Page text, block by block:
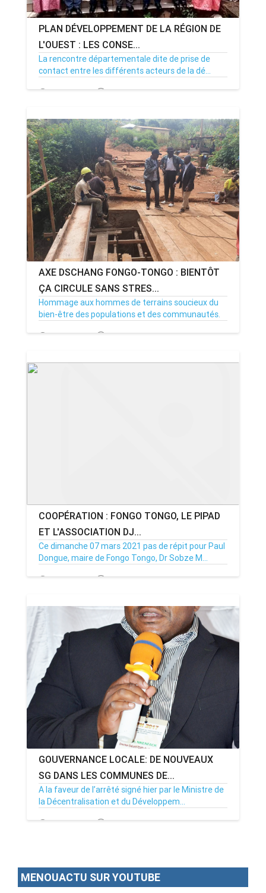
PLAN DÉVELOPPEMENT DE LA RÉGION DE
L'OUEST : LES CONSE...
La rencontre départementale dite de prise de
contact entre les différents acteurs de la dé...
15/09/21 Par MenouActu 3
AXE DSCHANG FONGO-TONGO : BIENTÔT
ÇA CIRCULE SANS STRES...
Hommage aux hommes de terrains soucieux du
bien-être des populations et des communautés.
11/08/21 Par MenouActu 16
COOPÉRATION : FONGO TONGO, LE PIPAD
ET L'ASSOCIATION DJ...
Ce dimanche 07 mars 2021 pas de répit pour Paul
Dongue, maire de Fongo Tongo, Dr Sobze M...
07/03/21 Par MenouActu 8
GOUVERNANCE LOCALE: DE NOUVEAUX
SG DANS LES COMMUNES DE...
A la faveur de l’arrêté signé hier par le Ministre de
la Décentralisation et du Développem...
12/11/19 Par MenouActu 0
MENOUACTU SUR YOUTUBE